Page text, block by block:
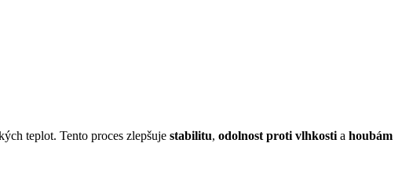
teplot. Tento proces zlepšuje stabilitu, odolnost proti vlhkosti a houbám